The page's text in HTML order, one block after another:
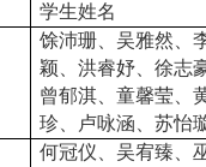
学生姓名
馀沛珊、吴雅然、
颖、洪睿妤、徐志
曾郁淇、童馨莹、
珍、卢咏涵、苏怡
何冠仪、吴宥臻、